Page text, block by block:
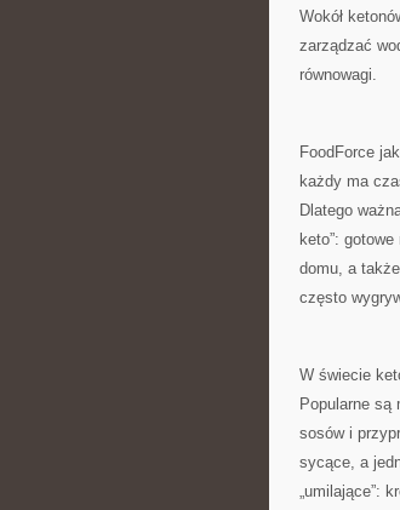
Wokół
zarządzać
równowagi.
FoodForce
każdy ma
Dlatego
keto”:
domu, a
często
W świecie
Popularne są
sosów i
sycące, a
„umilające”: